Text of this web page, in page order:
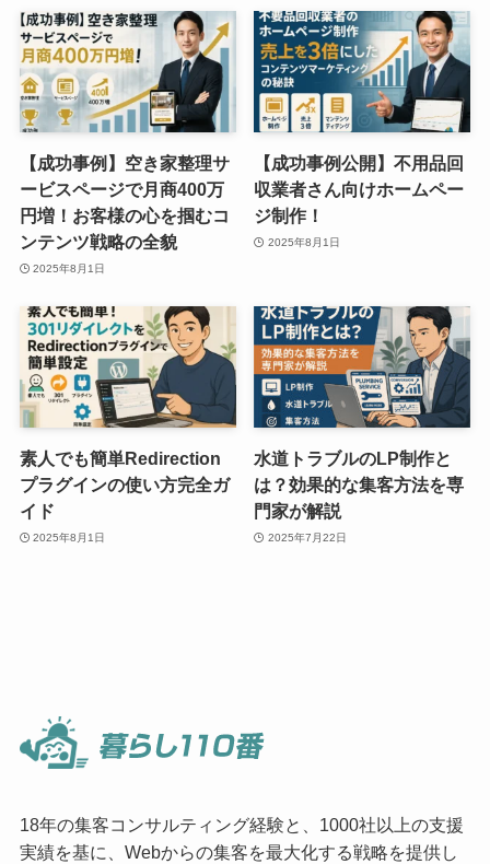
【成功事例】空き家整理サ
ービスページで月商400万
円増！お客様の心を掴むコ
ンテンツ戦略の全貌
2025年8月1日
【成功事例公開】不用品回
収業者さん向けホームペー
ジ制作！
2025年8月1日
素人でも簡単Redirection
プラグインの使い方完全ガ
イド
2025年8月1日
水道トラブルのLP制作と
は？効果的な集客方法を専
門家が解説
2025年7月22日
18年の集客コンサルティング経験と、1000社以上の支援
実績を基に、Webからの集客を最大化する戦略を提供し